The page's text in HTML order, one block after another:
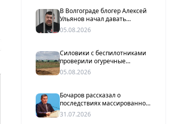
В Волгограде блогер Алексей
Ульянов начал давать
показания по делу о
вымогательстве
05.08.2026
Силовики с беспилотниками
проверили огуречные
плантации под Волгоградом
05.08.2026
Бочаров рассказал о
последствиях массированной
атаки БПЛА на Волгоградскую
область
31.07.2026